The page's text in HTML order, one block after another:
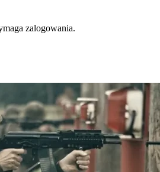
zalogowania.